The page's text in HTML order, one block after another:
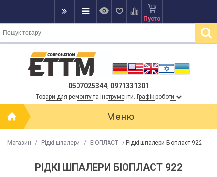
Пусто
0507025344, 0971331301
Товари для ремонту та інструменти. Графік роботи
Меню
Магазин / Рідкі шпалери / БІОПЛАСТ / Рідкі шпалери Біопласт 922
РІДКІ ШПАЛЕРИ БІОПЛАСТ 922